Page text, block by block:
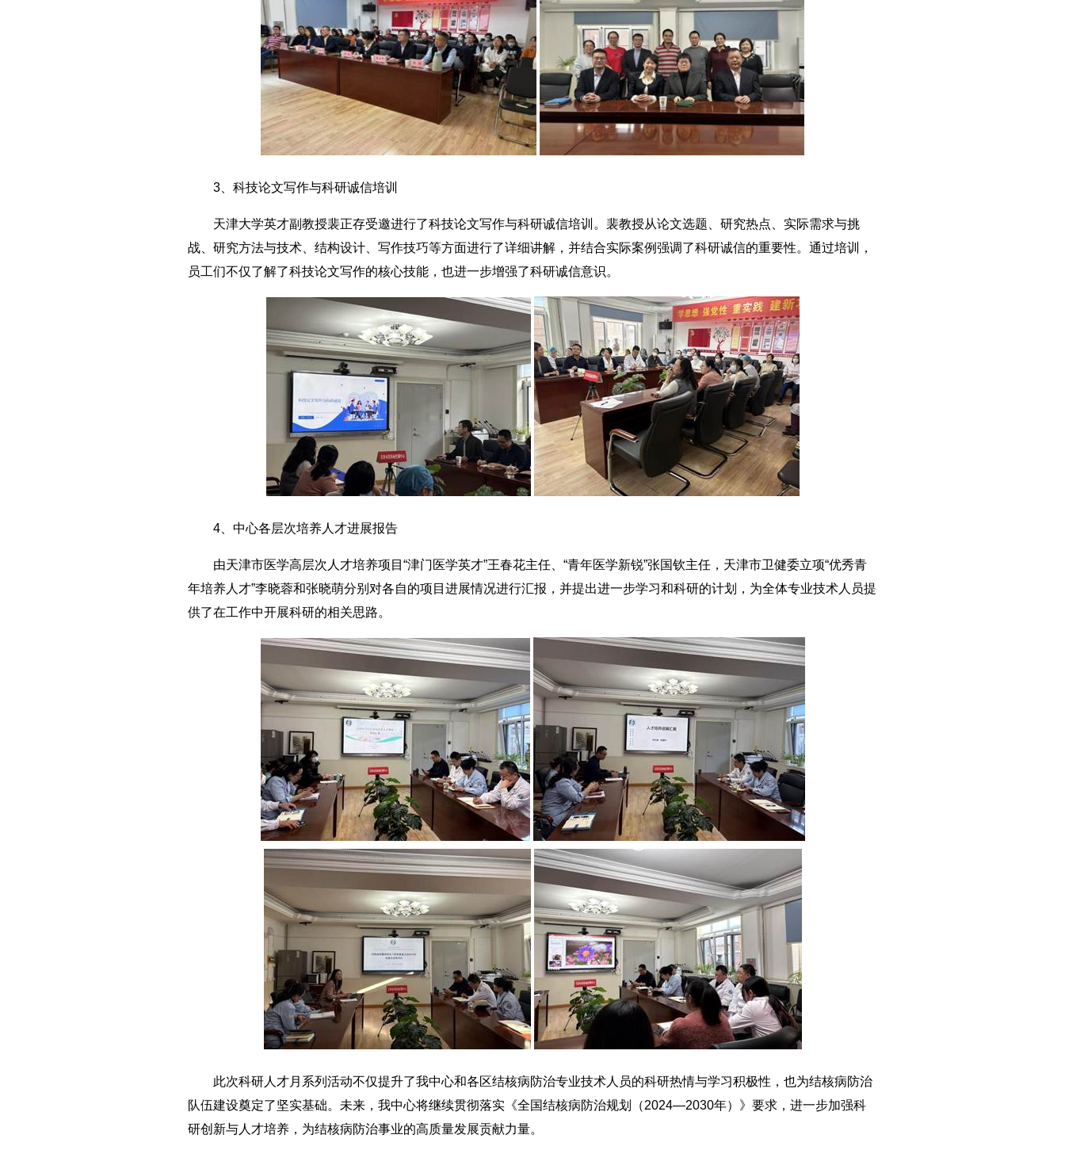
3、科技论文写作与科研诚信培训
天津大学英才副教授裴正存受邀进行了科技论文写作与科研诚信培训。裴教授从论文选题、研究热点、实际需求与挑
战、研究方法与技术、结构设计、写作技巧等方面进行了详细讲解，并结合实际案例强调了科研诚信的重要性。通过培训，
员工们不仅了解了科技论文写作的核心技能，也进一步增强了科研诚信意识。
4、中心各层次培养人才进展报告
由天津市医学高层次人才培养项目“津门医学英才”王春花主任、“青年医学新锐”张国钦主任，天津市卫健委立项“优秀青
年培养人才”李晓蓉和张晓萌分别对各自的项目进展情况进行汇报，并提出进一步学习和科研的计划，为全体专业技术人员提
供了在工作中开展科研的相关思路。
此次科研人才月系列活动不仅提升了我中心和各区结核病防治专业技术人员的科研热情与学习积极性，也为结核病防治
队伍建设奠定了坚实基础。未来，我中心将继续贯彻落实《全国结核病防治规划（2024—2030年）》要求，进一步加强科
研创新与人才培养，为结核病防治事业的高质量发展贡献力量。